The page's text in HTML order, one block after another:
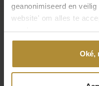
geanonimiseerd en
website' om alles te
voorkeuren aan.
Oké,
Categorieën
Ontwerp je eigen unieke